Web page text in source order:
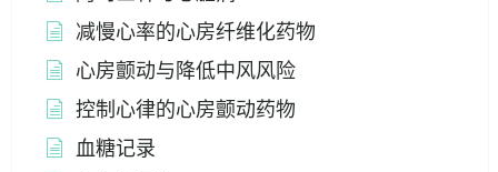
减慢心率的心房纤维化药物
心房颤动与降低中风风险
控制心律的心房颤动药物
血糖记录